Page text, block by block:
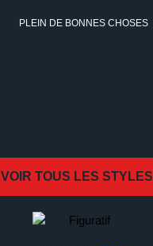
PLEIN DE BONNES CHOSES
VOIR TOUS LES STYLES